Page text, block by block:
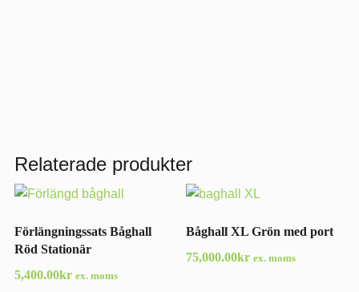
Relaterade produkter
Förlängningssats Båghall
Röd Stationär
5,400.00kr ex. moms
Båghall XL Grön med port
75,000.00kr ex. moms